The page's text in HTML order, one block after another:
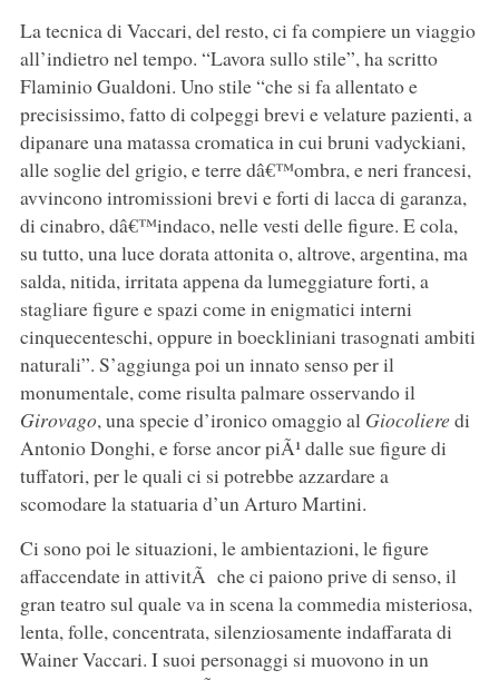
La tecnica di Vaccari, del resto, ci fa compiere un viaggio
all’indietro nel tempo. “Lavora sullo stile”, ha scritto
Flaminio Gualdoni. Uno stile “che si fa allentato e
precisissimo, fatto di colpeggi brevi e velature pazienti, a
dipanare una matassa cromatica in cui bruni vadyckiani,
alle soglie del grigio, e terre dâ€™ombra, e neri francesi,
avvincono intromissioni brevi e forti di lacca di garanza,
di cinabro, dâ€™indaco, nelle vesti delle figure. E cola,
su tutto, una luce dorata attonita o, altrove, argentina, ma
salda, nitida, irritata appena da lumeggiature forti, a
stagliare figure e spazi come in enigmatici interni
cinquecenteschi, oppure in boeckliniani trasognati ambiti
naturali”. S’aggiunga poi un innato senso per il
monumentale, come risulta palmare osservando il
Girovago, una specie d’ironico omaggio al Giocolieredi
Antonio Donghi, e forse ancor piÃ¹ dalle sue figure di
tuffatori, per le quali ci si potrebbe azzardare a
scomodare la statuaria d’un Arturo Martini.
Ci sono poi le situazioni, le ambientazioni, le figure
affaccendate in attivitÃ che ci paiono prive di senso, il
gran teatro sul quale va in scena la commedia misteriosa,
lenta, folle, concentrata, silenziosamente indaffarata di
Wainer Vaccari. I suoi personaggi si muovono in un